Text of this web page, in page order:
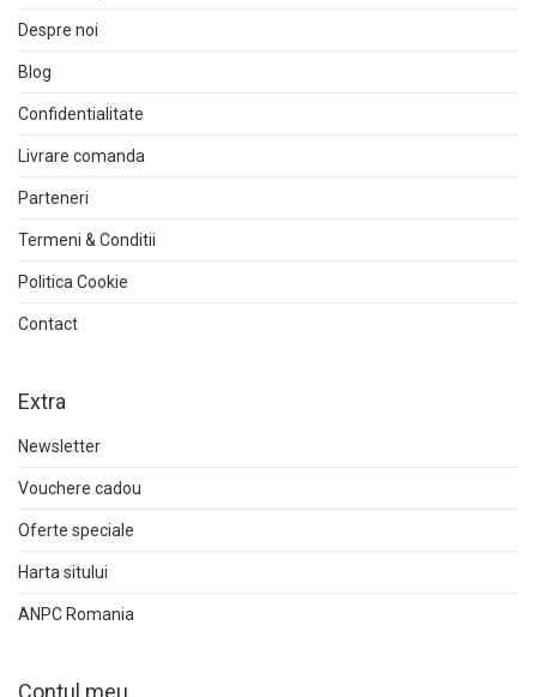
Despre noi
Blog
Confidentialitate
Livrare comanda
Parteneri
Termeni & Conditii
Politica Cookie
Contact
Extra
Newsletter
Vouchere cadou
Oferte speciale
Harta sitului
ANPC Romania